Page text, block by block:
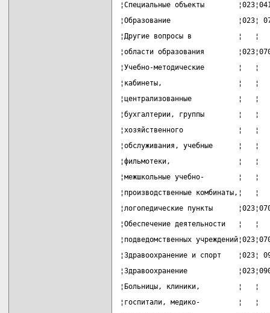
¦Специальные объекты
¦Образование
¦Другие вопросы в           ¦
¦области образования
¦Учебно-методические
¦кабинеты,                  ¦
¦централизованные
¦бухгалтерии, группы
¦хозяйственного             ¦
¦обслуживания, учебные
¦фильмотеки,                ¦
¦межшкольные учебно-
¦производственные
¦логопедические пункты
¦Обеспечение деятельности
¦подведомственных
¦Здравоохранение и спорт
¦Здравоохранение
¦Больницы, клиники,
¦госпитали, медико-